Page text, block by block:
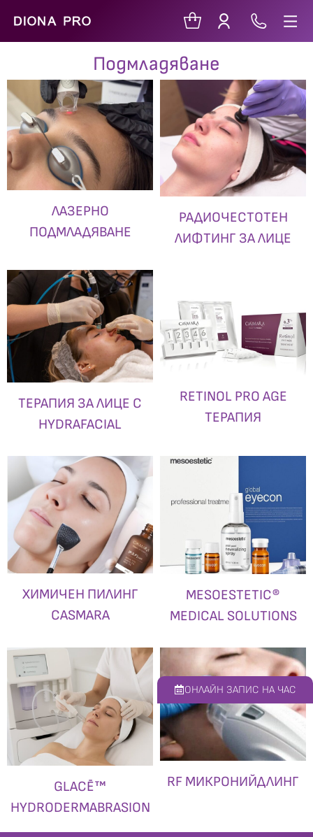
Подмладяване
ЛАЗЕРНО
ПОДМЛАДЯВАНЕ
РАДИОЧЕСТОТЕН
ЛИФТИНГ ЗА ЛИЦЕ
ТЕРАПИЯ ЗА ЛИЦЕ С
HYDRAFACIAL
RETINOL PRO AGE
ТЕРАПИЯ
ХИМИЧЕН ПИЛИНГ
CASMARA
MESOESTETIC®
MEDICAL SOLUTIONS
GLACĒ™
HYDRODERMABRASION
RF МИКРОНИЙДЛИНГ
ОНЛАЙН ЗАПИС НА ЧАС